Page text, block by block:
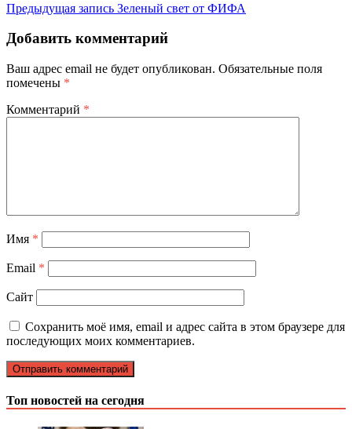
Предыдущая запись Зеленый свет от ФИФА
Добавить комментарий
Ваш адрес email не будет опубликован. Обязательные поля
помечены *
Комментарий *
Имя *
Email *
Сайт
Сохранить моё имя, email и адрес сайта в этом браузере для
последующих моих комментариев.
Топ новостей на сегодня